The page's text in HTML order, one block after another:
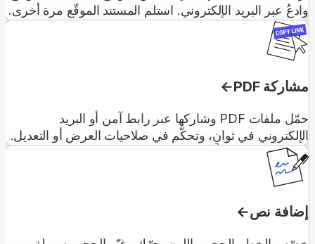
وادعُ عبر البريد الإلكتروني. استلم المستند الموقّع مرة أخرى.
مشاركة PDF
حمّل ملفات PDF وشاركها عبر رابط آمن أو البريد
الإلكتروني في ثوانٍ، وتحكّم في صلاحيات العرض أو التعديل.
إضافة نص